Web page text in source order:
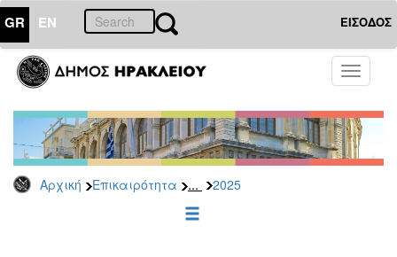
GR EN ΕΙΣΟΔΟΣ
Toggle
Αρχική Επικαιρότητα ... 2025
ΕΠΙΚΑΙΡΟΤΗΤΑ
Τύπου
Αρχείο
2026
2025